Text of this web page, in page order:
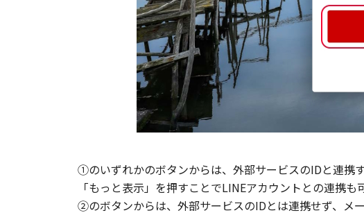
①のいずれかのボタンからは、外部サービスのIDと連携
「もっと表示」を押すことでLINEアカウントとの連携も
②のボタンからは、外部サービスのIDとは連携せず、メ